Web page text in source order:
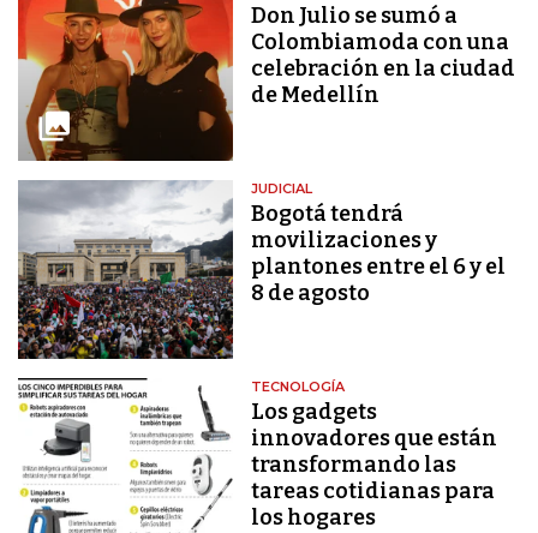
Don Julio se sumó a
Colombiamoda con una
celebración en la ciudad
de Medellín
JUDICIAL
Bogotá tendrá
movilizaciones y
plantones entre el 6 y el
8 de agosto
TECNOLOGÍA
Los gadgets
innovadores que están
transformando las
tareas cotidianas para
los hogares